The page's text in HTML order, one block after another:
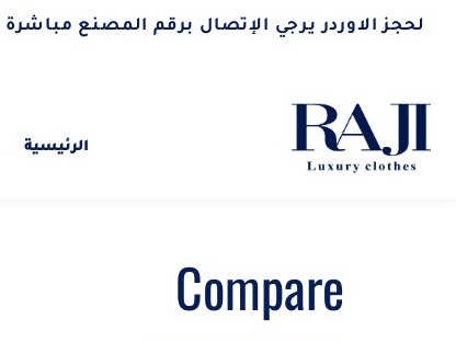
لحجز الاوردر يرجي الإتصال برقم المصنع مباشرة
الرئيسية
Compare